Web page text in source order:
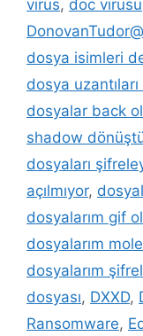
virüs, doc virüsü
dosya isimleri
dosya
dosyalar back
shadow
dosyaları
açılmıyor,
dosyalarım gif
dosyalarım
dosyalarım
dosyası, DXXD,
Ransomware,